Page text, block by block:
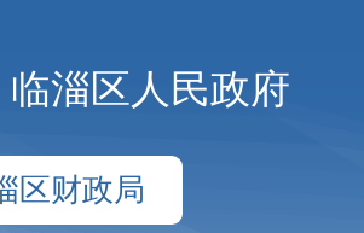
临淄区人民政府
区财政局